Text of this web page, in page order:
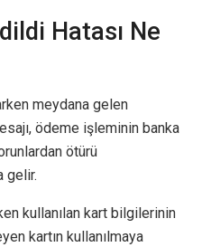
Hatası Ne
meydana gelen
ödeme işleminin banka
ötürü
gelir.
kullanılan kart bilgilerinin
kartın kullanılmaya